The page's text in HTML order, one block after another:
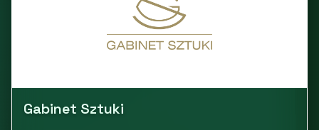
Gabinet Sztuki